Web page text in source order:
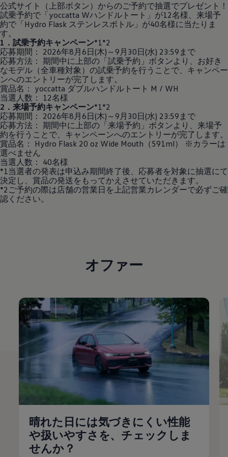
公式サイト（上部ボタン）からのご予約で抽選でプレゼント！
試乗予約で「yoccatta Wハンドルトート」が12名様、来場予
約で「Hydro Flask ステンレスボトル」が40名様に当たりま
す。
1．試乗予約キャンペーン*1*2
応募期間： 2026年8月6日(木)～9月30日(水) 23:59まで
応募方法： 期間中に上部の「試乗予約」ボタンより、お好き
なモデル（全車種対象）の試乗予約を行うことで、キャンペー
ンへのエントリーが完了します。
賞品名： yoccatta ダブルハンドルトート M / WH
当選人数： 12名様
2．来場予約キャンペーン*1*2
応募期間： 2026年8月6日(木)～9月30日(水) 23:59まで
応募方法： 期間中に上部の「来場予約」ボタンより、来場予
約を行うことで、キャンペーンへのエントリーが完了します。
賞品名： Hydro Flask 20 oz Wide Mouth（591ml） ※カラーは
選べません
当選人数： 40名様
*1当選者の発表は申込み期間終了後、応募者を対象に抽選にて
決定し、賞品の発送をもってかえさせていただきます。
*2ご予約の際は店舗の営業日を上記営業カレンダーで必ずご確
認ください。
オファー
晴れた日には気づきにくい性能
や扱いやすさを、チェックしま
せんか？